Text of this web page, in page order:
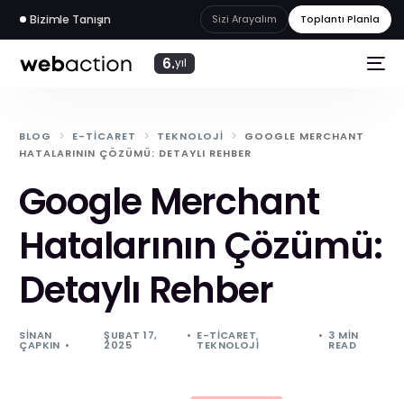
Bizimle Tanışın Sizi Arayalım Toplantı Planla
6.yıl
BLOG E-TICARET TEKNOLOJI
GOOGLE MERCHANT
HATALARININ ÇÖZÜMÜ: DETAYLI REHBER
Google Merchant
Hatalarının Çözümü:
Detaylı Rehber
SINAN
ÇAPKIN
ŞUBAT 17,
2025
E-TICARET,
TEKNOLOJI
3 MIN
READ
webakademi